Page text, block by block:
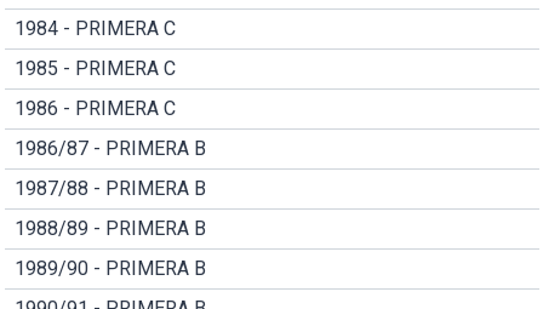
1984 - PRIMERA C
1985 - PRIMERA C
1986 - PRIMERA C
1986/87 - PRIMERA B
1987/88 - PRIMERA B
1988/89 - PRIMERA B
1989/90 - PRIMERA B